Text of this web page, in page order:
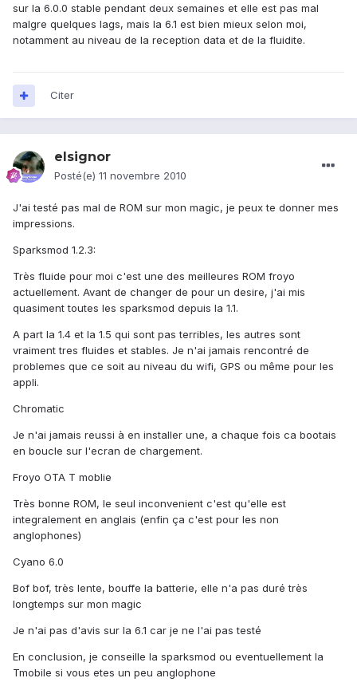
sur la 6.0.0 stable pendant deux semaines et elle est pas mal
malgre quelques lags, mais la 6.1 est bien mieux selon moi,
notamment au niveau de la reception data et de la fluidite.
Citer
elsignor
Posté(e) 11 novembre 2010
J'ai testé pas mal de ROM sur mon magic, je peux te donner mes
impressions.
Sparksmod 1.2.3:
Très fluide pour moi c'est une des meilleures ROM froyo
actuellement. Avant de changer de pour un desire, j'ai mis
quasiment toutes les sparksmod depuis la 1.1.
A part la 1.4 et la 1.5 qui sont pas terribles, les autres sont
vraiment tres fluides et stables. Je n'ai jamais rencontré de
problemes que ce soit au niveau du wifi, GPS ou même pour les
appli.
Chromatic
Je n'ai jamais reussi à en installer une, a chaque fois ca bootais
en boucle sur l'ecran de chargement.
Froyo OTA T moblie
Très bonne ROM, le seul inconvenient c'est qu'elle est
integralement en anglais (enfin ça c'est pour les non
anglophones)
Cyano 6.0
Bof bof, très lente, bouffe la batterie, elle n'a pas duré très
longtemps sur mon magic
Je n'ai pas d'avis sur la 6.1 car je ne l'ai pas testé
En conclusion, je conseille la sparksmod ou eventuellement la
Tmobile si vous etes un peu anglophone